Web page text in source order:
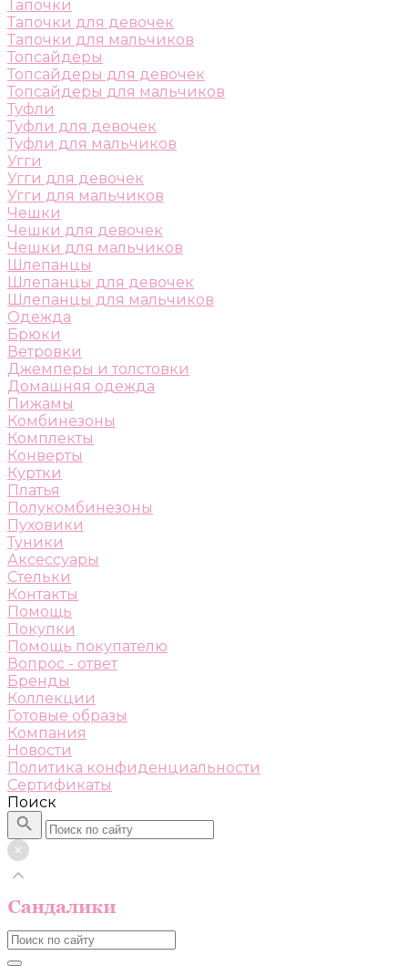
Тапочки
Тапочки для девочек
Тапочки для мальчиков
Топсайдеры
Топсайдеры для девочек
Топсайдеры для мальчиков
Туфли
Туфли для девочек
Туфли для мальчиков
Угги
Угги для девочек
Угги для мальчиков
Чешки
Чешки для девочек
Чешки для мальчиков
Шлепанцы
Шлепанцы для девочек
Шлепанцы для мальчиков
Одежда
Брюки
Ветровки
Джемперы и толстовки
Домашняя одежда
Пижамы
Комбинезоны
Комплекты
Конверты
Куртки
Платья
Полукомбинезоны
Пуховики
Туники
Аксессуары
Стельки
Контакты
Помощь
Покупки
Помощь покупателю
Вопрос - ответ
Бренды
Коллекции
Готовые образы
Компания
Новости
Политика конфиденциальности
Сертификаты
Поиск